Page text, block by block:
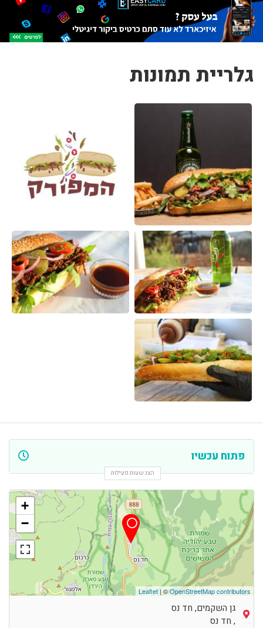
גלריית תמונות
פתוח עכשיו
הצג שעות פעילות
+
−
Leaflet | ©OpenStreetMap contributors
גן השקמים, חד נס
, חד נס